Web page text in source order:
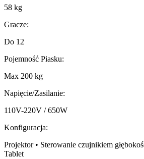
58 kg
Gracze:
Do 12
Pojemność Piasku:
Max 200 kg
Napięcie/Zasilanie:
110V-220V / 650W
Konfiguracja:
Projektor • Sterowanie czujnikiem
Tablet